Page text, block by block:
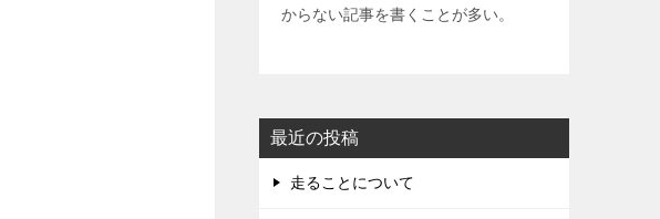
からない記事を書くことが多い。
最近の投稿
走ることについて